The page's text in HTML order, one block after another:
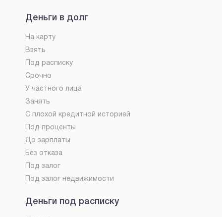
Деньги в долг
На карту
Взять
Под расписку
Срочно
У частного лица
Занять
С плохой кредитной историей
Под проценты
До зарплаты
Без отказа
Под залог
Под залог недвижимости
Деньги под расписку